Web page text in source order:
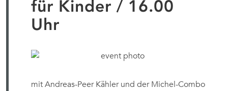
für Kinder / 16.00
Uhr
mit Andreas-Peer Kähler und der Michel-Combo